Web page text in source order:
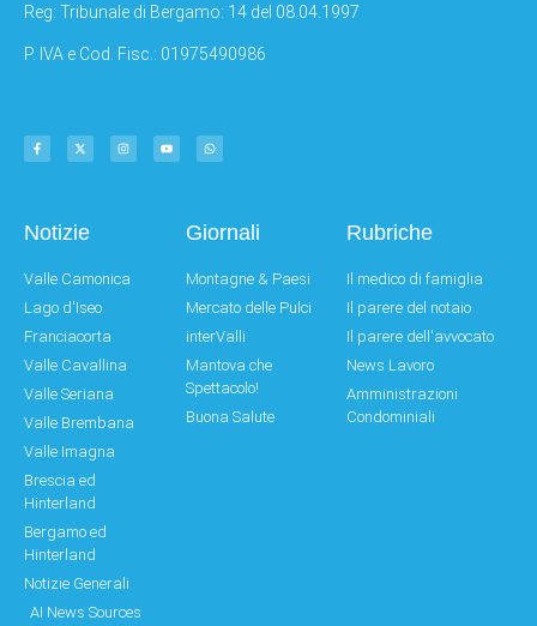
Reg: Tribunale di Bergamo: 14 del 08.04.1997
P. IVA e Cod. Fisc.: 01975490986
Notizie
Valle Camonica
Lago d'Iseo
Franciacorta
Valle Cavallina
Valle Seriana
Valle Brembana
Valle Imagna
Brescia ed
Hinterland
Bergamo ed
Hinterland
Notizie Generali
AI News Sources
Giornali
Montagne & Paesi
Mercato delle Pulci
interValli
Mantova che
Spettacolo!
Buona Salute
Rubriche
Il medico di famiglia
Il parere del notaio
Il parere dell'avvocato
News Lavoro
Amministrazioni
Condominiali